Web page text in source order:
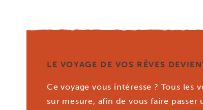
LE VOYAGE DE VOS RÊVES
Ce voyage vous intéresse ? Tous les
sur mesure, afin de vous faire